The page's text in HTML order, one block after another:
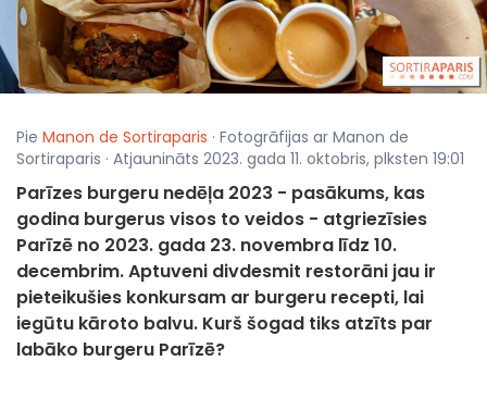
Pie Manon de Sortiraparis · Fotogrāfijas ar Manon de
Sortiraparis · Atjaunināts 2023. gada 11. oktobris, plksten 19:01
Parīzes burgeru nedēļa 2023 - pasākums, kas
godina burgerus visos to veidos - atgriezīsies
Parīzē no 2023. gada 23. novembra līdz 10.
decembrim. Aptuveni divdesmit restorāni jau ir
pieteikušies konkursam ar burgeru recepti, lai
iegūtu kāroto balvu. Kurš šogad tiks atzīts par
labāko burgeru Parīzē?